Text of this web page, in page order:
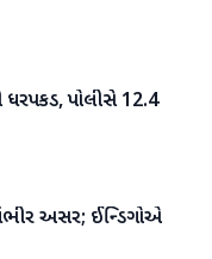
ધરપકડ, પોલીસે 12.4
ગંભીર અસર; ઈન્ડિગોએ